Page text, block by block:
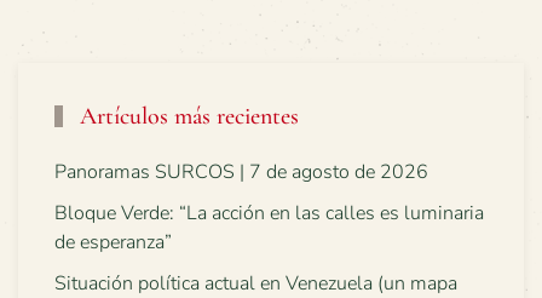
Artículos más recientes
Panoramas SURCOS | 7 de agosto de 2026
Bloque Verde: “La acción en las calles es luminaria
de esperanza”
Situación política actual en Venezuela (un mapa